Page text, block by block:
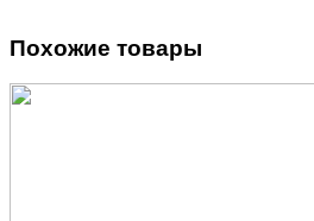
Похожие товары